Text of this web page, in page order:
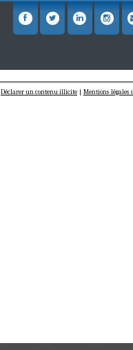
Déclarer un contenu illicite | Mentions légales